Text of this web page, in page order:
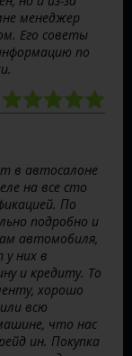
менеджер
Его советы
по
в автосалоне
на все сто
По
подробно и
автомобиля,
у них в
и кредиту. То
хорошо
всю
что нас
ин. Покупка